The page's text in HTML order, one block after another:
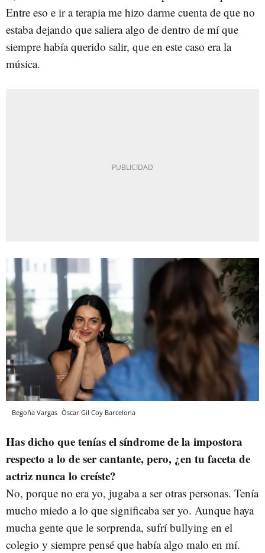
Entre eso e ir a terapia me hizo darme cuenta de que no
estaba dejando que saliera algo de dentro de mí que
siempre había querido salir, que en este caso era la
música.
Begoña Vargas Òscar Gil Coy Barcelona
Has dicho que tenías el síndrome de la impostora
respecto a lo de ser cantante, pero, ¿en tu faceta de
actriz nunca lo creíste?
No, porque no era yo, jugaba a ser otras personas. Tenía
mucho miedo a lo que significaba ser yo. Aunque haya
mucha gente que le sorprenda, sufrí bullying en el
colegio y siempre pensé que había algo malo en mí.